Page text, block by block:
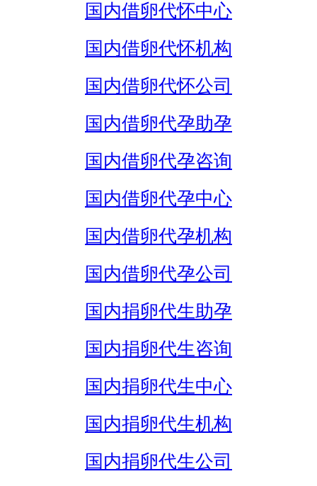
国内借卵代怀中心
国内借卵代怀机构
国内借卵代怀公司
国内借卵代孕助孕
国内借卵代孕咨询
国内借卵代孕中心
国内借卵代孕机构
国内借卵代孕公司
国内捐卵代生助孕
国内捐卵代生咨询
国内捐卵代生中心
国内捐卵代生机构
国内捐卵代生公司